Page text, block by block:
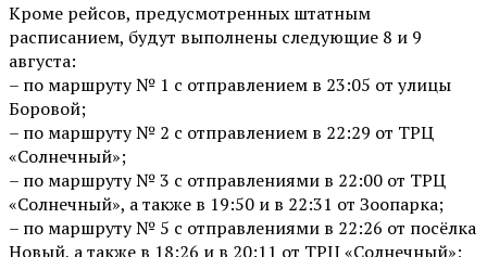
Кроме рейсов, предусмотренных штатным
расписанием, будут выполнены следующие 8 и 9
августа:
– по маршруту № 1 с отправлением в 23:05 от улицы
Боровой;
– по маршруту № 2 с отправлением в 22:29 от ТРЦ
«Солнечный»;
– по маршруту № 3 с отправлениями в 22:00 от ТРЦ
«Солнечный», а также в 19:50 и в 22:31 от Зоопарка;
– по маршруту № 5 с отправлениями в 22:26 от посёлка
Новый, а также в 18:26 и в 20:11 от ТРЦ «Солнечный»;